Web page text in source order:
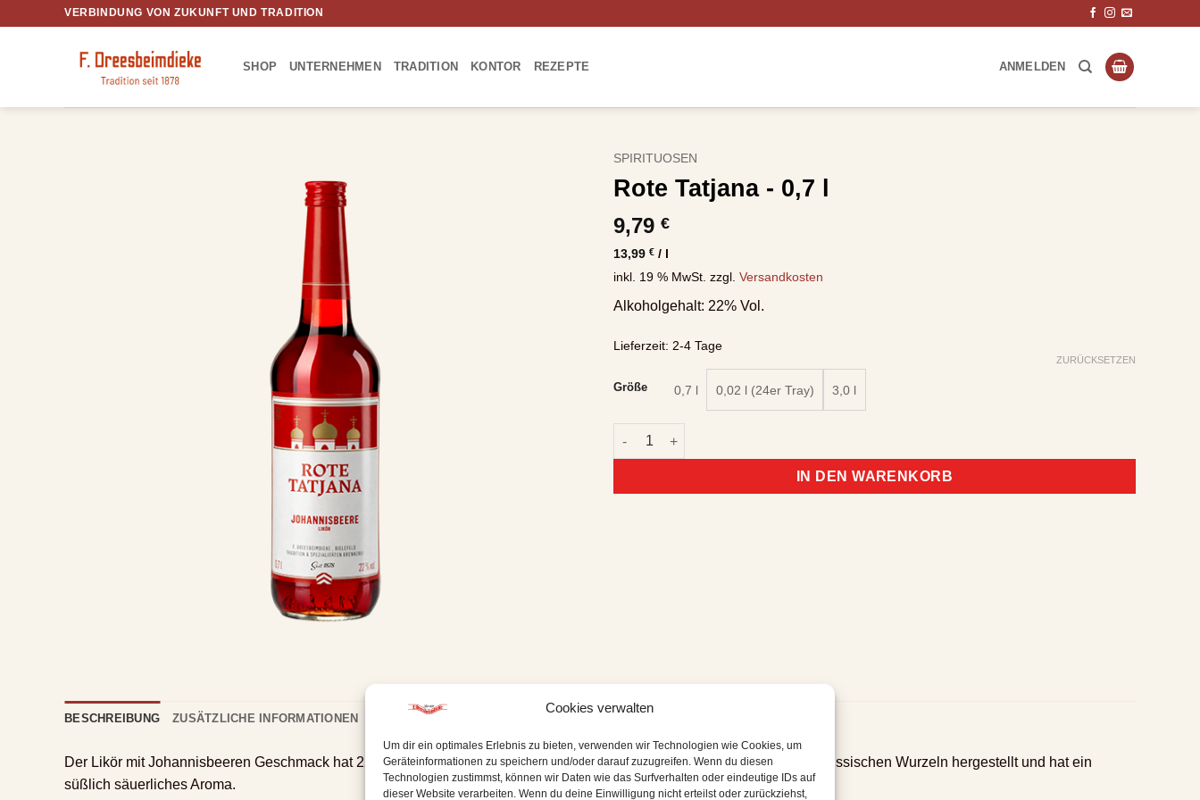
Cookies verwalten
Um dir ein optimales Erlebnis zu bieten, verwenden wir Technologien wie Cookies, um
Geräteinformationen zu speichern und/oder darauf zuzugreifen. Wenn du diesen
Technologien zustimmst, können wir Daten wie das Surfverhalten oder eindeutige IDs auf
dieser Website verarbeiten. Wenn du deine Einwilligung nicht erteilst oder zurückziehst,
VERBINDUNG VON ZUKUNFT UND TRADITION
SHOP UNTERNEHMEN TRADITION KONTOR REZEPTE ANMELDEN
SPIRITUOSEN
Rote Tatjana - 0,7 l
9,79 €
13,99 € / l
inkl. 19 % MwSt. zzgl. Versandkosten
Alkoholgehalt: 22% Vol.
Lieferzeit: 2-4 Tage
Größe 0,7 l 0,02 l (24er Tray) 3,0 l
ZURÜCKSETZEN
Rote Tatjana Menge
IN DEN WARENKORB
BESCHREIBUNG ZUSÄTZLICHE INFORMATIONEN REZENSIONEN (0)
Der Likör mit Johannisbeeren Geschmack hat 22% vol. Die Rote Tatjana wird auf Basis eines westfälischen Wodkas mit russischen Wurzeln hergestellt und hat ein
süßlich säuerliches Aroma.